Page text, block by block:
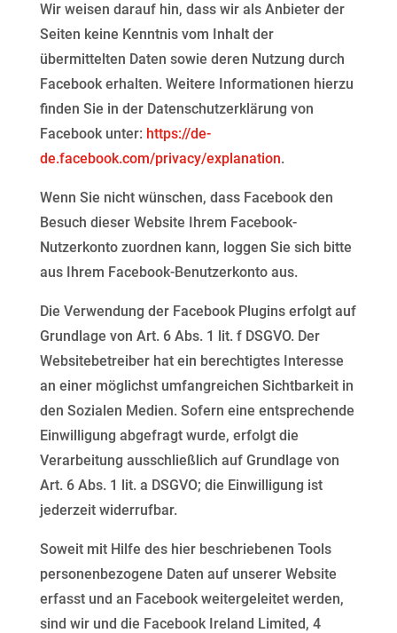
Wir weisen darauf hin, dass wir als Anbieter der
Seiten keine Kenntnis vom Inhalt der
übermittelten Daten sowie deren Nutzung durch
Facebook erhalten. Weitere Informationen hierzu
finden Sie in der Datenschutzerklärung von
Facebook unter: https://de-
de.facebook.com/privacy/explanation.
Wenn Sie nicht wünschen, dass Facebook den
Besuch dieser Website Ihrem Facebook-
Nutzerkonto zuordnen kann, loggen Sie sich bitte
aus Ihrem Facebook-Benutzerkonto aus.
Die Verwendung der Facebook Plugins erfolgt auf
Grundlage von Art. 6 Abs. 1 lit. f DSGVO. Der
Websitebetreiber hat ein berechtigtes Interesse
an einer möglichst umfangreichen Sichtbarkeit in
den Sozialen Medien. Sofern eine entsprechende
Einwilligung abgefragt wurde, erfolgt die
Verarbeitung ausschließlich auf Grundlage von
Art. 6 Abs. 1 lit. a DSGVO; die Einwilligung ist
jederzeit widerrufbar.
Soweit mit Hilfe des hier beschriebenen Tools
personenbezogene Daten auf unserer Website
erfasst und an Facebook weitergeleitet werden,
sind wir und die Facebook Ireland Limited, 4